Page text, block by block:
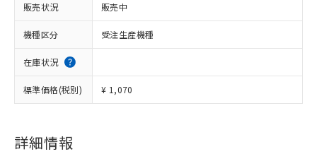
販売状況 販売中
機種区分 受注生産機種
在庫状況
標準価格(税別) ¥ 1,070
詳細情報